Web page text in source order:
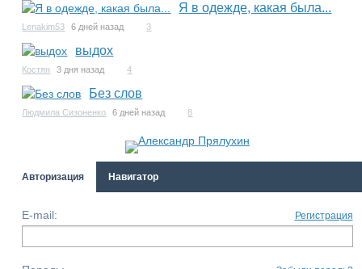
Я в одежде, какая была...
Lenakim53 6 дней назад 3
выдох
Костян 3 дня назад 4
Без слов
Людмила Сизоненко 6 дней назад 8
Авторизация Навигатор
E-mail: Регистрация